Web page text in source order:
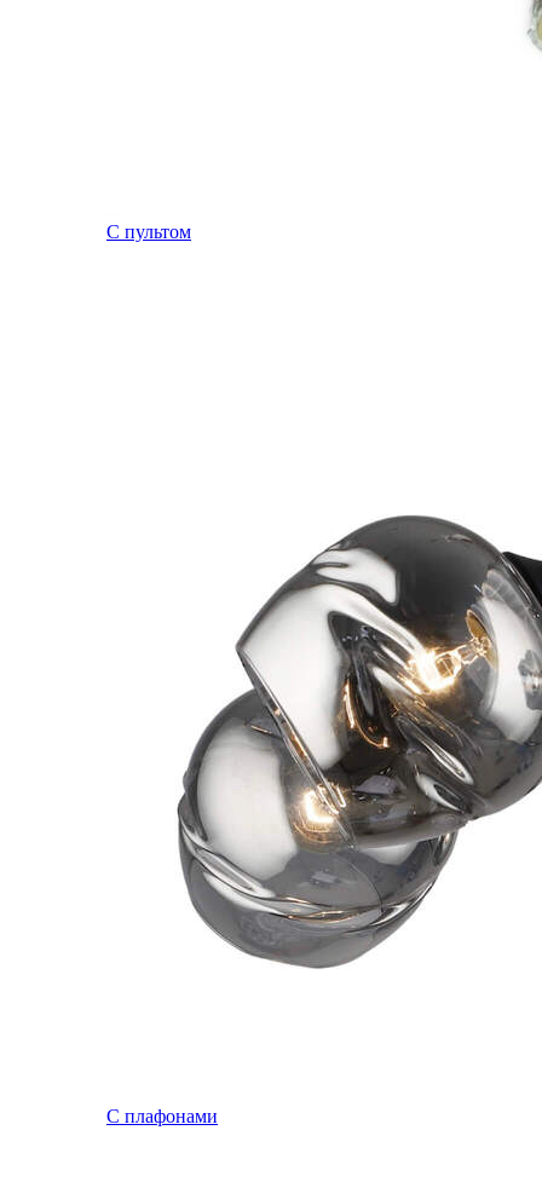
С пультом
С плафонами